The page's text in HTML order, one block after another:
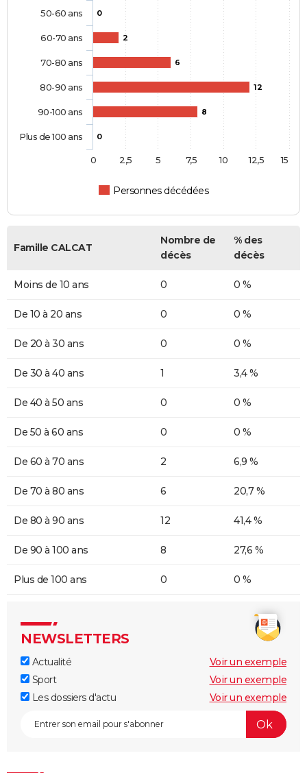
0
2
6
12
8
0
Personnes décédées
50-60 ans
60-70 ans
70-80 ans
80-90 ans
90-100 ans
Plus de 100 ans
0 2,5 5 7,5 10 12,5 15
Famille CALCAT
Nombre de
décès
% des
décès
Moins de 10 ans 0 0 %
De 10 à 20 ans 0 0 %
De 20 à 30 ans 0 0 %
De 30 à 40 ans 1 3,4 %
De 40 à 50 ans 0 0 %
De 50 à 60 ans 0 0 %
De 60 à 70 ans 2 6,9 %
De 70 à 80 ans 6 20,7 %
De 80 à 90 ans 12 41,4 %
De 90 à 100 ans 8 27,6 %
Plus de 100 ans 0 0 %
NEWSLETTERS
Actualité
Voir un exemple
Sport
Voir un exemple
Les dossiers d'actu
Voir un exemple